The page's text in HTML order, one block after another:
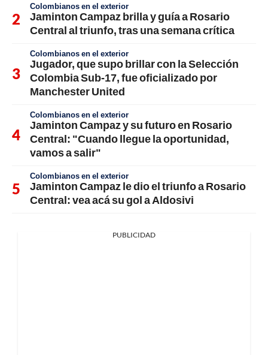
Colombianos en el exterior
Jaminton Campaz brilla y guía a Rosario
Central al triunfo, tras una semana crítica
Colombianos en el exterior
Jugador, que supo brillar con la Selección
Colombia Sub-17, fue oficializado por
Manchester United
Colombianos en el exterior
Jaminton Campaz y su futuro en Rosario
Central: "Cuando llegue la oportunidad,
vamos a salir"
Colombianos en el exterior
Jaminton Campaz le dio el triunfo a Rosario
Central: vea acá su gol a Aldosivi
PUBLICIDAD